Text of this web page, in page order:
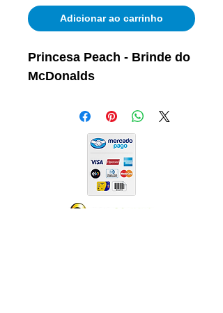
Adicionar ao carrinho
Princesa Peach - Brinde do
McDonalds